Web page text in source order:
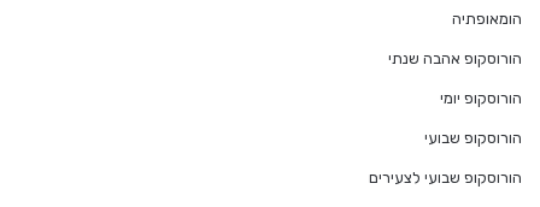
הומאופתיה
הורוסקופ אהבה שנתי
הורוסקופ יומי
הורוסקופ שבועי
הורוסקופ שבועי לצעירים